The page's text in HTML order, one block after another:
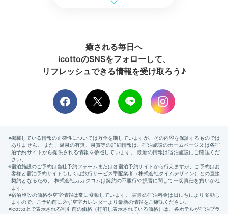
朝食も好みのスタイルで。「ロッツォ・ガーデンカフ
ブッフェを味わうもよし。朝6時から開いている「ショ
ップ・トゥギャザー」で食べ物を買うもよし。
machamickey.1118
朝食もまた、予約が取れなかったのでホテルのコンビニで買いまし
た！
癒される毎日へ
icottoのSNSをフォローして、
リフレッシュできる情報を受け取ろう♪